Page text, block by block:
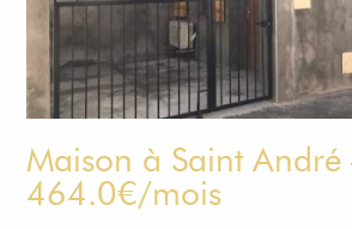
Maison à Saint André
464.0€/mois